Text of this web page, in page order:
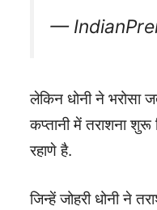
—
लेकिन धोनी ने
कप्तानी में तराशना
रहाणे है.
जिन्हें जोहरी धोनी ने